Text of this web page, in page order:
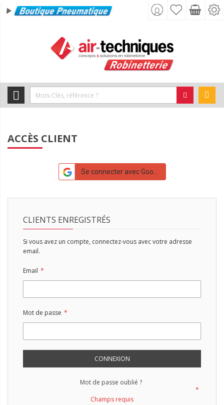
ACCÈS CLIENT
Se connecter avec Google
CLIENTS ENREGISTRÉS
Si vous avez un compte, connectez-vous avec votre adresse
email.
Email
Mot de passe
CONNEXION
Mot de passe oublié ?